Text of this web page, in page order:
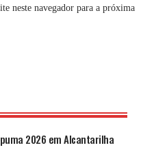
neste navegador para a próxima
2026 em Alcantarilha